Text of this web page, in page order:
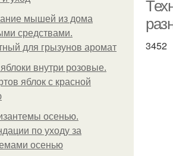
мышей из дома
средствами.
для грызунов аромат
внутри розовые.
яблок с красной
осенью.
по уходу за
осенью
3452